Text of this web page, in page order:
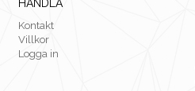
HANDLA
Kontakt
Villkor
Logga in